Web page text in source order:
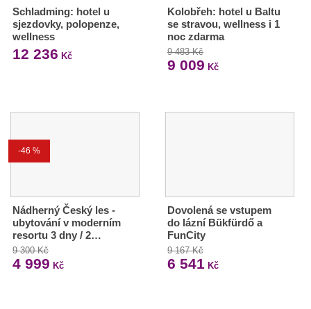
Schladming: hotel u
sjezdovky, polopenze,
wellness
12 236 Kč
Kolobřeh: hotel u Baltu
se stravou, wellness i 1
noc zdarma
9 483 Kč
9 009 Kč
-46 %
Nádherný Český les -
ubytování v moderním
resortu 3 dny / 2…
9 300 Kč
4 999 Kč
Dovolená se vstupem
do lázní Bükfürdő a
FunCity
9 167 Kč
6 541 Kč